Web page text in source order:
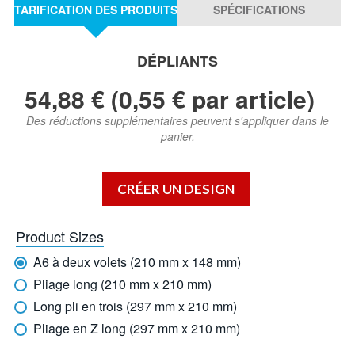
TARIFICATION DES PRODUITS SPÉCIFICATIONS
DÉPLIANTS
54,88 € (0,55 € par article)
Des réductions supplémentaires peuvent s'appliquer dans le
panier.
Product Sizes
A6 à deux volets (210 mm x 148 mm)
Pliage long (210 mm x 210 mm)
Long pli en trois (297 mm x 210 mm)
Pliage en Z long (297 mm x 210 mm)